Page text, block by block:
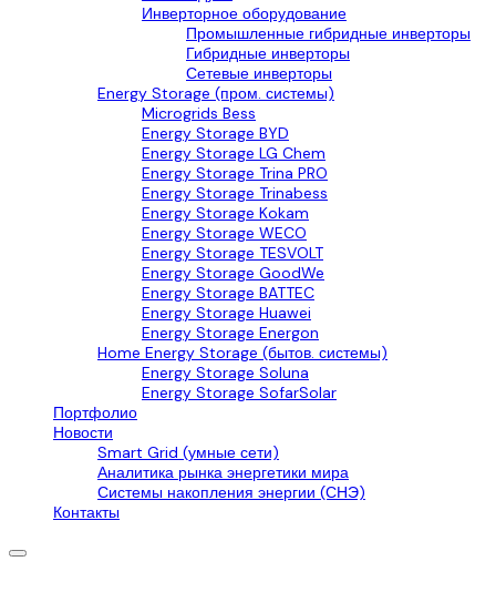
Инверторное оборудование
Промышленные гибридные инверторы
Гибридные инверторы
Сетевые инверторы
Energy Storage (пром. системы)
Microgrids Bess
Energy Storage BYD
Energy Storage LG Chem
Energy Storage Trina PRO
Energy Storage Trinabess
Energy Storage Kokam
Energy Storage WECO
Energy Storage TESVOLT
Energy Storage GoodWe
Energy Storage BATTEC
Energy Storage Huawei
Energy Storage Energon
Home Energy Storage (бытов. системы)
Energy Storage Soluna
Energy Storage SofarSolar
Портфолио
Новости
Smart Grid (умные сети)
Аналитика рынка энергетики мира
Системы накопления энергии (СНЭ)
Контакты